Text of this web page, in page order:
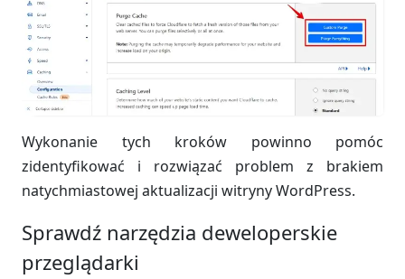
Wykonanie tych kroków powinno pomóc
zidentyfikować i rozwiązać problem z brakiem
natychmiastowej aktualizacji witryny WordPress.
Sprawdź narzędzia deweloperskie
przeglądarki